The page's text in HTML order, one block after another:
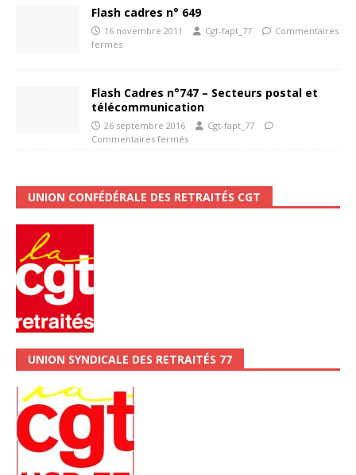
Flash cadres n° 649
16 novembre 2011 Cgt-fapt_77
Commentaires
fermés
Flash Cadres n°747 – Secteurs postal et
télécommunication
26 septembre 2016
Cgt-fapt_77
Commentaires fermés
UNION CONFÉDÉRALE DES RETRAITÉS CGT
UNION SYNDICALE DES RETRAITÉS 77